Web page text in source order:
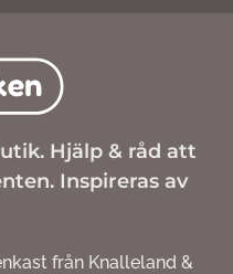
Hjälp & råd att
Inspireras av
från Knalleland &